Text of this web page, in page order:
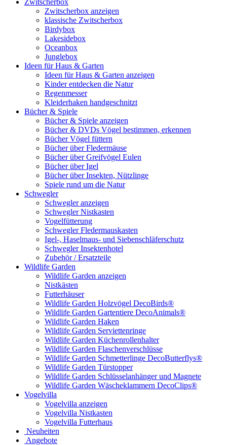
Zwitscherbox anzeigen
klassische Zwitscherbox
Birdybox
Lakesidebox
Oceanbox
Junglebox
Ideen für Haus & Garten
Ideen für Haus & Garten anzeigen
Kinder entdecken die Natur
Regenmesser
Kleiderhaken handgeschnitzt
Bücher & Spiele
Bücher & Spiele anzeigen
Bücher & DVDs Vögel bestimmen, erkennen
Bücher Vögel füttern
Bücher über Fledermäuse
Bücher über Greifvögel Eulen
Bücher über Igel
Bücher über Insekten, Nützlinge
Spiele rund um die Natur
Schwegler
Schwegler anzeigen
Schwegler Nistkasten
Vogelfütterung
Schwegler Fledermauskasten
Igel-, Haselmaus- und Siebenschläferschutz
Schwegler Insektenhotel
Zubehör / Ersatzteile
Wildlife Garden
Wildlife Garden anzeigen
Nistkästen
Futterhäuser
Wildlife Garden Holzvögel DecoBirds®
Wildlife Garden Gartentiere DecoAnimals®
Wildlife Garden Haken
Wildlife Garden Serviettenringe
Wildlife Garden Küchenrollenhalter
Wildlife Garden Flaschenverschlüsse
Wildlife Garden Schmetterlinge DecoButterflys®
Wildlife Garden Türstopper
Wildlife Garden Schlüsselanhänger und Magnete
Wildlife Garden Wäscheklammern DecoClips®
Vogelvilla
Vogelvilla anzeigen
Vogelvilla Nistkasten
Vogelvilla Futterhaus
Neuheiten
Angebote